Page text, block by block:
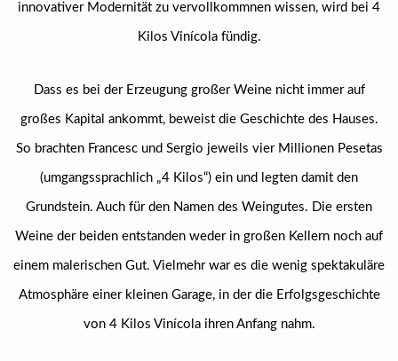
innovativer Modernität zu vervollkommnen wissen, wird bei 4
Kilos Vinícola fündig.
Dass es bei der Erzeugung großer Weine nicht immer auf
großes Kapital ankommt, beweist die Geschichte des Hauses.
So brachten Francesc und Sergio jeweils vier Millionen Pesetas
(umgangssprachlich „4 Kilos“) ein und legten damit den
Grundstein. Auch für den Namen des Weingutes. Die ersten
Weine der beiden entstanden weder in großen Kellern noch auf
einem malerischen Gut. Vielmehr war es die wenig spektakuläre
Atmosphäre einer kleinen Garage, in der die Erfolgsgeschichte
von 4 Kilos Vinícola ihren Anfang nahm.